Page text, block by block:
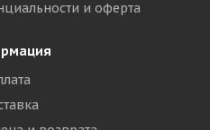
и оферта